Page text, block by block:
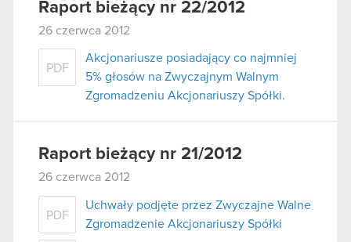
Raport bieżący nr 22/2012
26 czerwca 2012
PDF
Akcjonariusze posiadający co najmniej
5% głosów na Zwyczajnym Walnym
Zgromadzeniu Akcjonariuszy Spółki.
Raport bieżący nr 21/2012
26 czerwca 2012
PDF
Uchwały podjęte przez Zwyczajne Walne
Zgromadzenie Akcjonariuszy Spółki